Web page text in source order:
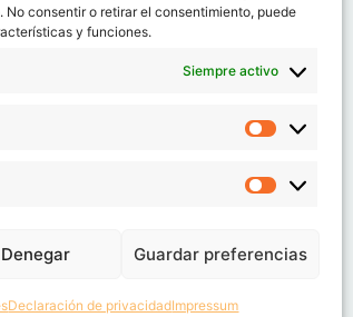
consentir o retirar el consentimiento, puede
y funciones.
Siempre activo
Denegar Guardar preferencias
Declaración de privacidadImpressum